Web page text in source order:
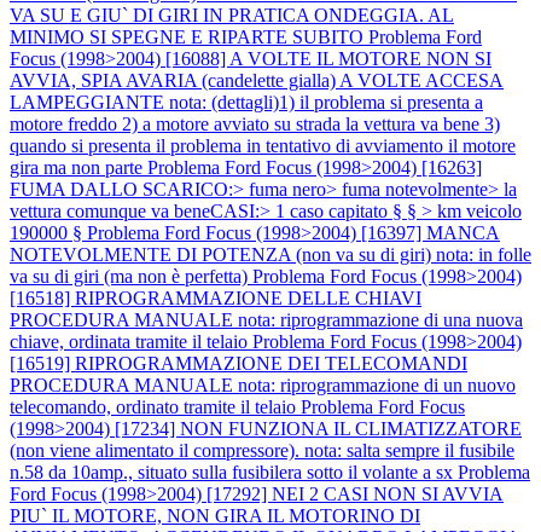
VA SU E GIU` DI GIRI IN PRATICA ONDEGGIA. AL
MINIMO SI SPEGNE E RIPARTE SUBITO Problema Ford
Focus (1998>2004) [16088] A VOLTE IL MOTORE NON SI
AVVIA, SPIA AVARIA (candelette gialla) A VOLTE ACCESA
LAMPEGGIANTE nota: (dettagli)1) il problema si presenta a
motore freddo 2) a motore avviato su strada la vettura va bene 3)
quando si presenta il problema in tentativo di avviamento il motore
gira ma non parte Problema Ford Focus (1998>2004) [16263]
FUMA DALLO SCARICO:> fuma nero> fuma notevolmente> la
vettura comunque va beneCASI:> 1 caso capitato § § > km veicolo
190000 § Problema Ford Focus (1998>2004) [16397] MANCA
NOTEVOLMENTE DI POTENZA (non va su di giri) nota: in folle
va su di giri (ma non è perfetta) Problema Ford Focus (1998>2004)
[16518] RIPROGRAMMAZIONE DELLE CHIAVI
PROCEDURA MANUALE nota: riprogrammazione di una nuova
chiave, ordinata tramite il telaio Problema Ford Focus (1998>2004)
[16519] RIPROGRAMMAZIONE DEI TELECOMANDI
PROCEDURA MANUALE nota: riprogrammazione di un nuovo
telecomando, ordinato tramite il telaio Problema Ford Focus
(1998>2004) [17234] NON FUNZIONA IL CLIMATIZZATORE
(non viene alimentato il compressore). nota: salta sempre il fusibile
n.58 da 10amp., situato sulla fusibilera sotto il volante a sx Problema
Ford Focus (1998>2004) [17292] NEI 2 CASI NON SI AVVIA
PIU` IL MOTORE, NON GIRA IL MOTORINO DI